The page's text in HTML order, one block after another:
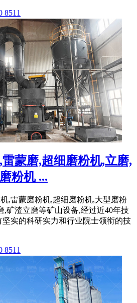
8511
蒙磨,超细磨粉机,立磨,
粉机 ...
,雷蒙磨粉机,超细磨粉机,大型磨粉
,矿渣立磨等矿山设备,经过近40年技
实的科研实力和行业院士领衔的技
8511